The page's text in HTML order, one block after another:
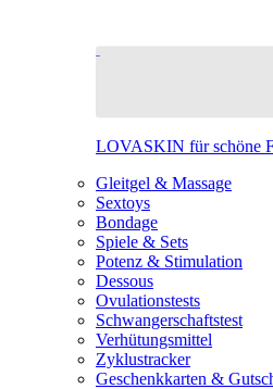
LOVASKIN für schöne
Gleitgel & Massage
Sextoys
Bondage
Spiele & Sets
Potenz & Stimulation
Dessous
Ovulationstests
Schwangerschaftstest
Verhütungsmittel
Zyklustracker
Geschenkkarten &